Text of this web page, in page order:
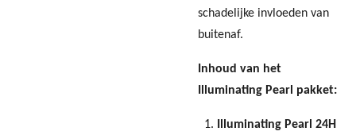
schadelijke invloeden van
buitenaf.
Inhoud van het
Illuminating Pearl pakket:
Illuminating Pearl 24H